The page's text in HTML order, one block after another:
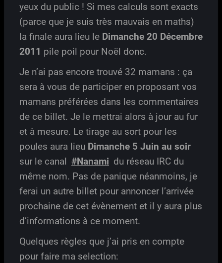
yeux du public ! Si mes calculs sont exacts
(parce que je suis très mauvais en maths)
la finale aura lieu le Dimanche 20 Décembre
2011 pile poil pour Noël donc.
Je n’ai pas encore trouvé 32 mamans : ça
sera à vous de participer en proposant vos
mamans préférées dans les commentaires
de ce billet. Je le mettrai alors à jour au fur
et à mesure. Le tirage au sort pour les
poules aura lieu Dimanche 5 Juin au soir
sur le canal #Nanami du réseau IRC du
même nom. Pas de panique néanmoins, je
ferai un autre billet pour annoncer l’arrivée
prochaine de cet évènement et il y aura plus
d’informations à ce moment.
Quelques règles que j’ai pris en compte
pour faire ma selection: